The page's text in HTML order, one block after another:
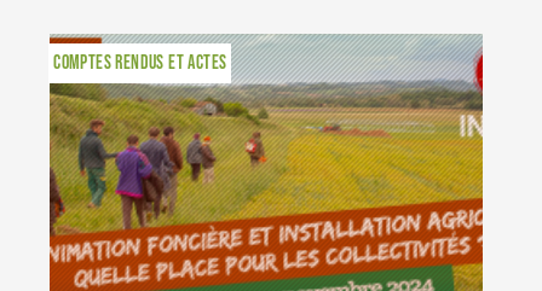
COMPTES RENDUS ET ACTES